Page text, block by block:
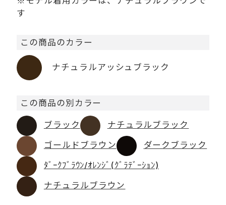
す
この商品のカラー
ナチュラルアッシュブラック
この商品の別カラー
ブラック
ナチュラルブラック
ゴールドブラウン
ダークブラック
ﾀﾞｰｸﾌﾞﾗｳﾝ/ｵﾚﾝｼﾞ(ｸﾞﾗﾃﾞｰｼｮﾝ)
ナチュラルブラウン